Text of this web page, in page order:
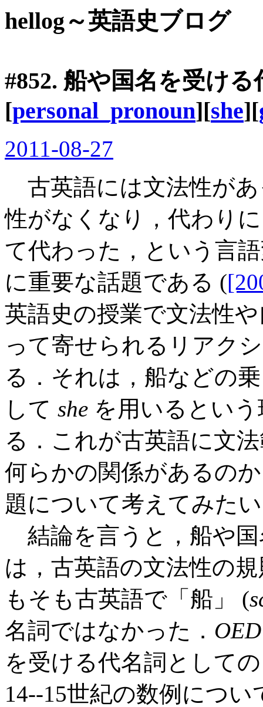
hellog～英語史ブログ
#852. 船や国名を受け
[personal_pronoun][she][
2011-08-27
古英語には文法性が
性がなくなり，代わりに
て代わった，という言
に重要な話題である (
英語史の授業で文法性
って寄せられるリアク
る．それは，船などの
して she を用いるとい
る．これが古英語に文
何らかの関係があるの
題について考えてみた
結論を言うと，船や
は，古英語の文法性の
もそも古英語で「船」 (
名詞ではなかった． OED
を受ける代名詞として
14--15世紀の数例につ